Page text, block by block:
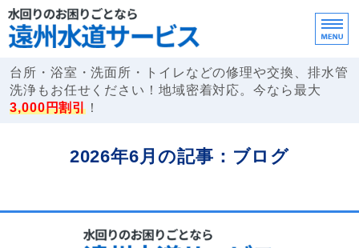
台所・浴室・洗面所・トイレなどの修理や交換、排水管
洗浄もお任せください！地域密着対応。今なら最大
3,000円割引 ！
ご依頼の流れ・FAQ
2026年6月の記事：ブログ